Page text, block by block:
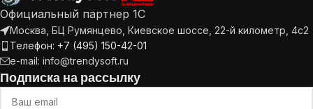
Официальный партнер 1С
Москва, БЦ Румянцево, Киевское шоссе, 22-й километр, 4с2
Телефон: +7 (495) 150-42-01
e-mail: info@trendysoft.ru
Подписка на рассылку